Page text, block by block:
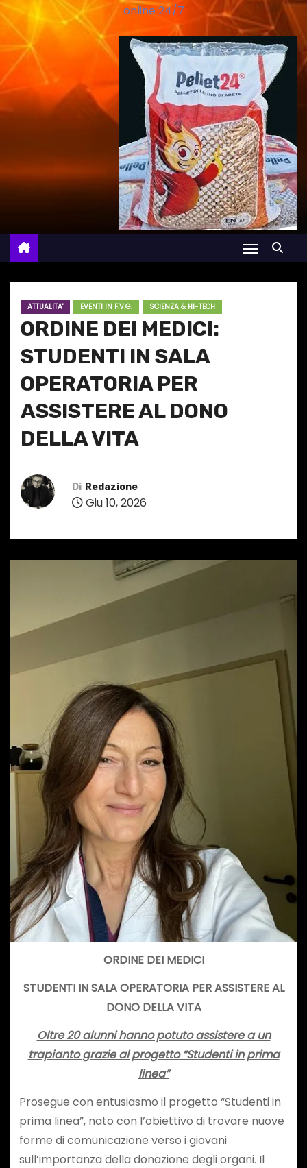
online 24/7
ATTUALITA' EVENTI IN F.V.G. SCIENZA & HI-TECH
ORDINE DEI MEDICI:
STUDENTI IN SALA
OPERATORIA PER
ASSISTERE AL DONO
DELLA VITA
Di Redazione
Giu 10, 2026
ORDINE DEI MEDICI
STUDENTI IN SALA OPERATORIA PER ASSISTERE AL
DONO DELLA VITA
Oltre 20 alunni hanno potuto assistere a un
trapianto grazie al progetto “Studenti in prima
linea”
Prosegue con entusiasmo il progetto “Studenti in
prima linea”, nato con l’obiettivo di trovare nuove
forme di comunicazione verso i giovani
sull’importanza della donazione degli organi. Il